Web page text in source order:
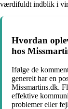
værdifuldt indblik i
Hvordan
hos
Ifølge de
generelt har en
Missmartins.dk.
effektive
problemer eller